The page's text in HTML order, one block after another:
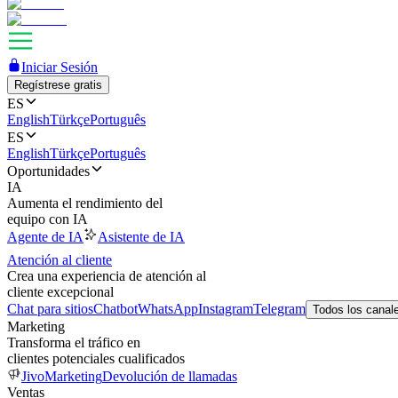
Iniciar Sesión
Regístrese gratis
ES
EnglishTürkçePortuguês
ES
EnglishTürkçePortuguês
Oportunidades
IA
Aumenta el rendimiento del
equipo con IA
Agente de IA
Asistente de IA
Atención al cliente
Crea una experiencia de atención al
cliente excepcional
Chat para sitiosChatbotWhatsAppInstagramTelegram Todos los
Marketing
Transforma el tráfico en
clientes potenciales cualificados
JivoMarketingDevolución de llamadas
Ventas